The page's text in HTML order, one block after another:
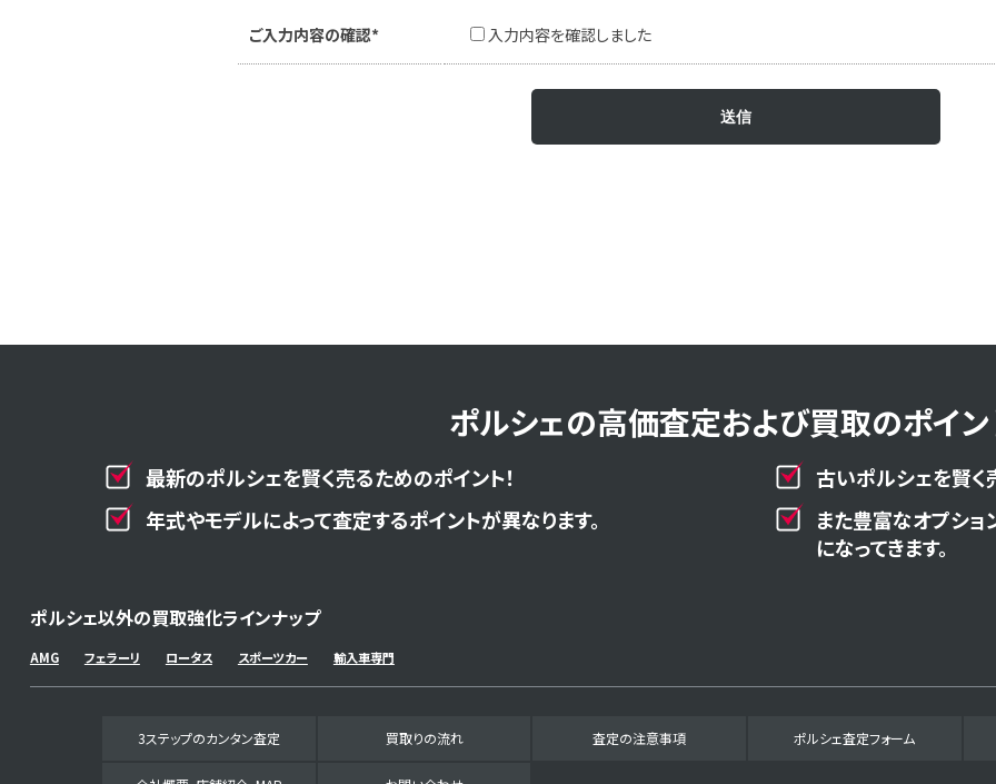
ご入力内容の確認* 入力内容を確認しました
ポルシェの高価査定および買取のポイン
最新のポルシェを賢く売るためのポイント！
古いポルシェを賢く
年式やモデルによって査定するポイントが異なります。
また豊富なオプシ
になってきます。
ポルシェ以外の買取強化ラインナップ
AMG フェラーリ ロータス スポーツカー 輸入車専門
3ステップのカンタン査定 買取りの流れ 査定の注意事項 ポルシェ査定フォーム